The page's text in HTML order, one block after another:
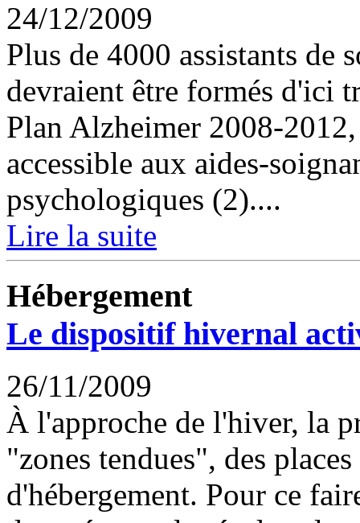
24/12/2009
Plus de 4000 assistants de
devraient être formés d'ici
Plan Alzheimer 2008-
accessible aux aides-
psychologiques (2)....
Lire la suite
Hébergement
Le dispositif hivernal
26/11/2009
À l'approche de l'hiver, la
"zones tendues", des
d'hébergement. Pour ce